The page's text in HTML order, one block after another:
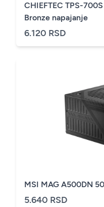
CHIEFTEC TPS-
Bronze napajanje
6.120 RSD
MSI MAG A500DN
5.640 RSD